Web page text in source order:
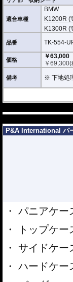
適合車種
BMW
K1200R
K1300R
品番 TK-554-
価格
￥63,000
￥69,300(
備考 ※ 下地処
P&A International パ
パニアケー
トップケー
サイドケー
ハードケー